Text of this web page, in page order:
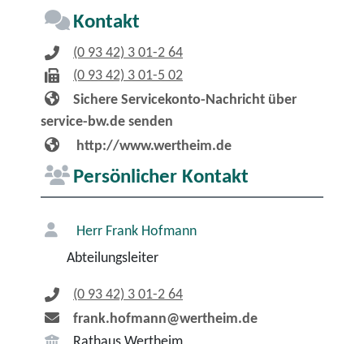
Kontakt
(0 93 42) 3 01-2 64
(0 93 42) 3 01-5 02
Sichere Servicekonto-Nachricht über
service-bw.de senden
http://www.wertheim.de
Persönlicher Kontakt
Herr Frank Hofmann
Abteilungsleiter
(0 93 42) 3 01-2 64
frank.hofmann@wertheim.de